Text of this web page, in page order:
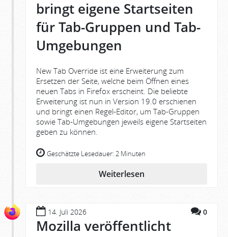
bringt eigene Startseiten
für Tab-Gruppen und Tab-
Umgebungen
New Tab Override ist eine Erweiterung zum
Ersetzen der Seite, welche beim Öffnen eines
neuen Tabs in Firefox erscheint. Die beliebte
Erweiterung ist nun in Version 19.0 erschienen
und bringt einen Regel-Editor, um Tab-Gruppen
sowie Tab-Umgebungen jeweils eigene Startseiten
geben zu können.
Geschätzte Lesedauer: 2 Minuten
Weiterlesen
14. Juli 2026 0
Mozilla veröffentlicht